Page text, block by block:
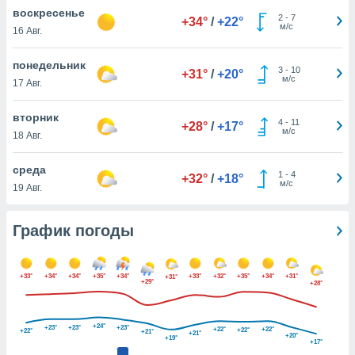
вы
установки
веб-
или
как
воскресенье
16 Авг.
+34° / +22° 2- 7
м/с
понедельник
17 Авг.
+31° / +20° 3- 10
м/с
вторник
18 Авг.
+28° / +17° 4- 11
м/с
среда
19 Авг.
+32° / +18° 1 - 4
м/с
График погоды
+33° +34° +34° +35° +34°
+29°
+31° +33° +32° +35° +34°
+31°
+28°
+22° +23° +23° +24° +23°
+21°
+19°
+21°
+22° +22°
+22°
+20°
+17°